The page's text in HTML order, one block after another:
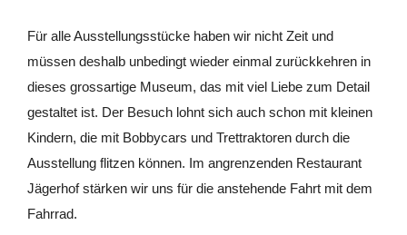
Für alle Ausstellungsstücke haben wir nicht Zeit und
müssen deshalb unbedingt wieder einmal zurückkehren in
dieses grossartige Museum, das mit viel Liebe zum Detail
gestaltet ist. Der Besuch lohnt sich auch schon mit kleinen
Kindern, die mit Bobbycars und Trettraktoren durch die
Ausstellung flitzen können. Im angrenzenden Restaurant
Jägerhof stärken wir uns für die anstehende Fahrt mit dem
Fahrrad.